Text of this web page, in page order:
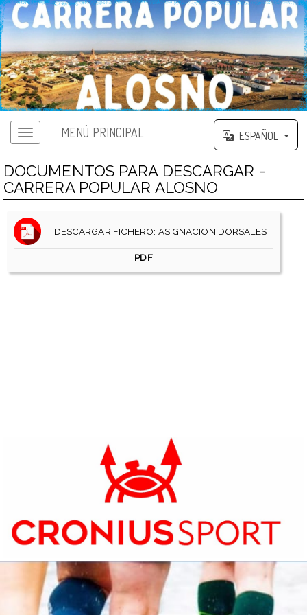
MENÚ PRINCIPAL ESPAÑOL
DOCUMENTOS PARA DESCARGAR -
CARRERA POPULAR ALOSNO
DESCARGAR FICHERO: ASIGNACION DORSALES
PDF